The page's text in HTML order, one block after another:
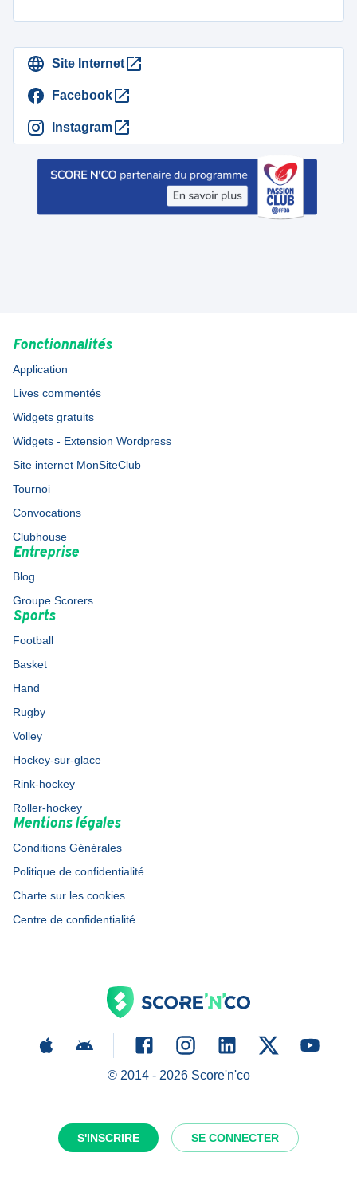
S'INSCRIRE SE CONNECTER
Site Internet
Facebook
Instagram
Fonctionnalités
Application
Lives commentés
Widgets gratuits
Widgets - Extension Wordpress
Site internet MonSiteClub
Tournoi
Convocations
Clubhouse
Entreprise
Blog
Groupe Scorers
Sports
Football
Basket
Hand
Rugby
Volley
Hockey-sur-glace
Rink-hockey
Roller-hockey
Mentions légales
Conditions Générales
Politique de confidentialité
Charte sur les cookies
Centre de confidentialité
© 2014 - 2026Score'n'co